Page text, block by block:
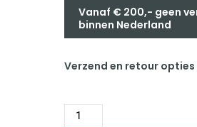
Vanaf € 200,- geen
binnen Nederland
Verzend en retour opties